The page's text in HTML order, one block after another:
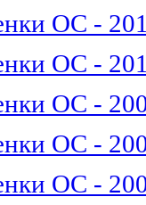
ОС -
ОС -
ОС -
ОС -
ОС -